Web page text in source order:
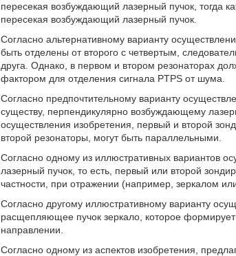
пересекая возбуждающий лазерный пучок, тогда
пересекая возбуждающий лазерный пучок.
Согласно альтернативному варианту
быть отделены от второго с четвертым,
друга. Однако, в первом и втором резонаторах
фактором для отделения сигнала PTPS от шума.
Согласно предпочтительному варианту
существу, перпендикулярно возбуждающему
осуществления изобретения, первый и второй
второй резонаторы, могут быть параллельными.
Согласно одному из иллюстративных вариантов
лазерный пучок, то есть, первый или второй
частности, при отражении (например, зеркалом
Согласно другому иллюстративному варианту
расщепляющее пучок зеркало, которое
направлении.
Согласно одному из аспектов изобретения,